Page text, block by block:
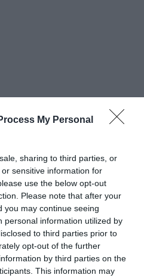
My Personal
sharing to third parties, or
sensitive information for
use the below opt-out
Please note that after your
you may continue seeing
personal information utilized by
to third parties prior to
opt-out of the further
by third parties on the
This information may
SEGÍTŐ PARKOT
BÉCSBEN
CIKK